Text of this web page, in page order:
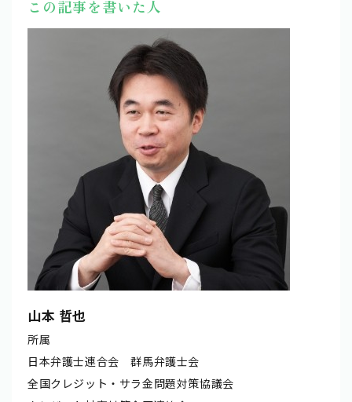
この記事を書いた人
山本 哲也
所属
日本弁護士連合会 群馬弁護士会
全国クレジット・サラ金問題対策協議会